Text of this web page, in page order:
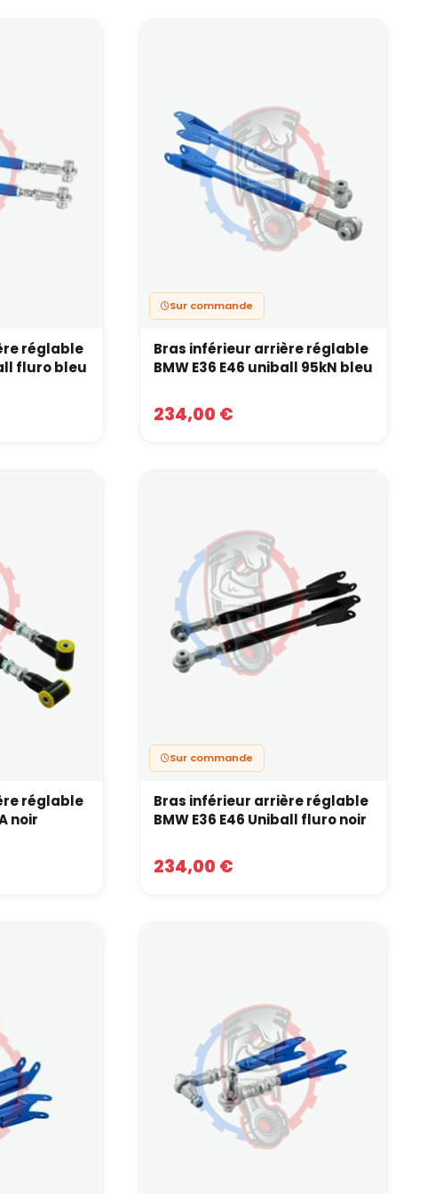
plus sportives.
de bras ou biellettes
vous risquez de ne pas profiter du gain attendu,
contacter !
réglable
fluro bleu
Sur commande
Bras inférieur arrière réglable
BMW E36 E46 uniball 95kN bleu
234,00 €
réglable
noir
Sur commande
Bras inférieur arrière réglable
BMW E36 E46 Uniball fluro noir
234,00 €